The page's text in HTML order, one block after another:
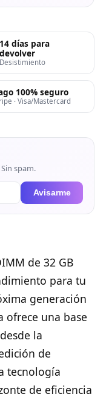
14 días para
devolver
Desistimiento
100% seguro
· Visa/Mastercard
spam.
Avisarme
de 32 GB
para tu
generación
ofrece una base
la
de
tecnología
de eficiencia